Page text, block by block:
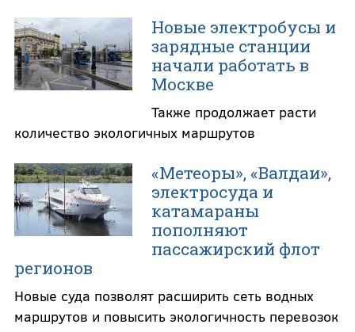
Новые электробусы и
зарядные станции
начали работать в
Москве
Также продолжает расти
количество экологичных маршрутов
«Метеоры», «Валдаи»,
электросуда и
катамараны
пополняют
пассажирский флот
регионов
Новые суда позволят расширить сеть водных
маршрутов и повысить экологичность перевозок